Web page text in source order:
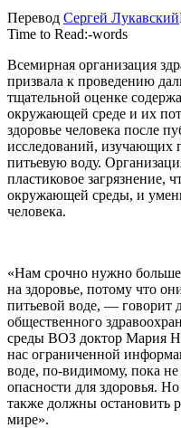
Перевод Сергей Лукавский
Time to Read:-words
Всемирная организация
призвала к проведению
тщательной оценке
окружающей среде и их
здоровье человека после
исследований, изучающих
питьевую воду.
пластиковое загрязнение,
окружающей среды, и
человека.
«Нам срочно нужно
на здоровье, потому что
питьевой воде, — говорит
общественного
среды ВОЗ доктор Мария
нас ограниченной
воде, по-видимому, пока не
опасности для здоровья.
также должны остановить
мире».